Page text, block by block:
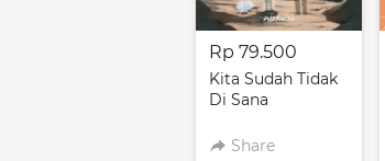
Rp 79.500
Kita Sudah Tidak
Di Sana
Share